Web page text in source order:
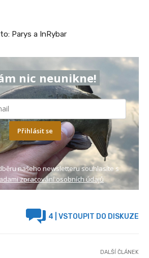
Parys a InRybar
nic neunikne!
Přihlásit se
našeho newsletteru souhlasíte s
zpracování osobních údajů
4 | VSTOUPIT DO DISKUZE
DALŠÍ ČLÁNEK